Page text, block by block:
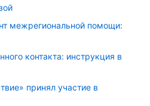
межрегиональной помощи:
контакта: инструкция в
принял участие в